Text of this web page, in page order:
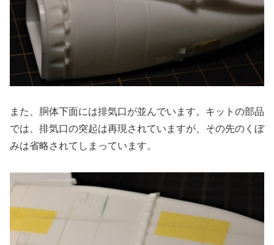
また、胴体下面には排気口が並んでいます。キットの部品
では、排気口の突起は再現されていますが、その先のくぼ
みは省略されてしまっています。